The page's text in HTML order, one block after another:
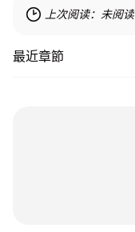
上次阅读： 未阅读
最近章節